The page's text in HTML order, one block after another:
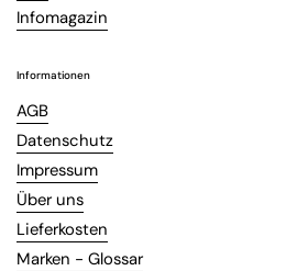
Infomagazin
Informationen
AGB
Datenschutz
Impressum
Über uns
Lieferkosten
Marken - Glossar